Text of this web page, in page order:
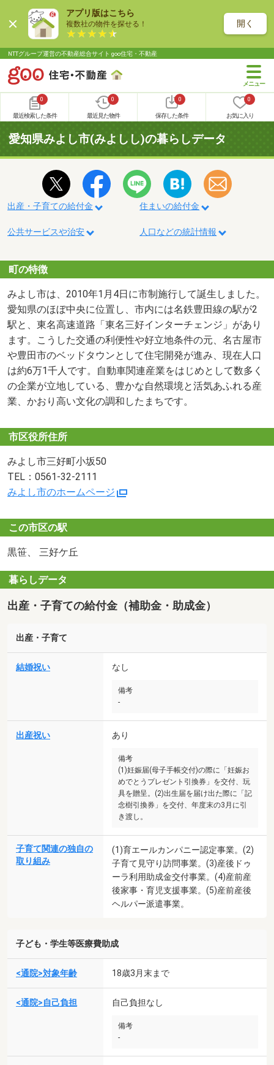
アプリ版はこちら
複数社の物件を探せる！ 開く
NTTグループ運営の不動産総合サイト goo住宅・不動産
0
最近検索した条件
0
最近見た物件
0
保存した条件
0
お気に入り
愛知県みよし市(みよしし)の暮らしデータ
出産・子育ての給付金 住まいの給付金
公共サービスや治安 人口などの統計情報
町の特徴
みよし市は、2010年1月4日に市制施行して誕生しました。
愛知県のほぼ中央に位置し、市内には名鉄豊田線の駅が2
駅と、東名高速道路「東名三好インターチェンジ」があり
ます。こうした交通の利便性や好立地条件の元、名古屋市
や豊田市のベッドタウンとして住宅開発が進み、現在人口
は約6万1千人です。自動車関連産業をはじめとして数多く
の企業が立地している、豊かな自然環境と活気あふれる産
業、かおり高い文化の調和したまちです。
市区役所住所
みよし市三好町小坂50
TEL：0561-32-2111
みよし市のホームページ
この市区の駅
黒笹、 三好ケ丘
暮らしデータ
出産・子育ての給付金（補助金・助成金）
出産・子育て
結婚祝い なし
備考
-
出産祝い あり
備考
(1)妊娠届(母子手帳交付)の際に「妊娠お
めでとうプレゼント引換券」を交付、玩
具を贈呈。(2)出生届を届け出た際に「記
念樹引換券」を交付、年度末の3月に引
き渡し。
子育て関連の独自の
取り組み
(1)育エールカンパニー認定事業。(2)
子育て見守り訪問事業。(3)産後ドゥ
ーラ利用助成金交付事業。(4)産前産
後家事・育児支援事業。(5)産前産後
ヘルパー派遣事業。
子ども・学生等医療費助成
<通院>対象年齢 18歳3月末まで
<通院>自己負担 自己負担なし
備考
-